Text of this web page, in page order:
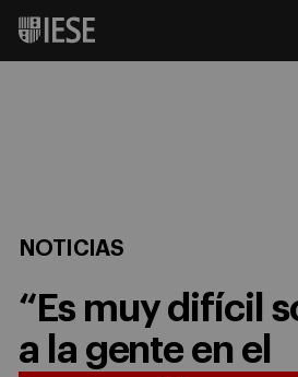
NOTICIAS
“Es muy difícil
a la gente en el